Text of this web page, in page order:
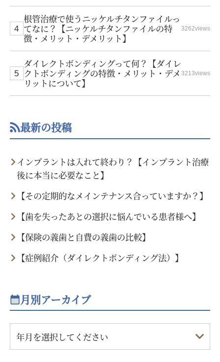
根管治療で使うニッケルチタンファイルっ
てなに？【ニッケルチタンファイルの特
徴・メリット・デメリット】
3262views
ダイレクトボンディングって何？【ダイレ
クトボンディングの特徴・メリット・デメ
リットについて】
3213views
最新の投稿
インプラントは入れて終わり？【インプラント治療
後に本当に必要なこと】
【その定期的なメインテナンス合っていますか？】
【歯を失ったあとの選択に悩んでいる患者様へ】
【保険の義歯と自費の義歯の比較】
【症例紹介（ダイレクトボンディング法）】
月別アーカイブ
年月を選択してください